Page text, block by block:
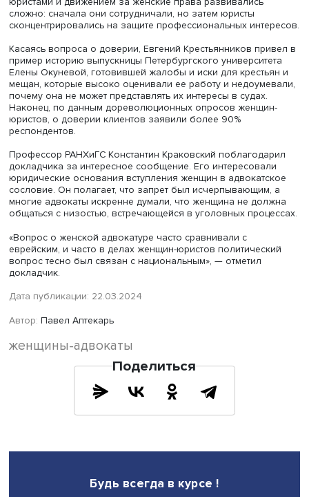
После скандала с Флейшиц в ноябре 1909 года 100
Госдумы разработали законопроект о разрешении
адвокатуры, в мае его одобрило большинство Госдумы,
однако в январе 1913 года его, несмотря на речь
Кони, поддержавшего инициативу, отклонил Госсовет.
Тем не менее женщины выступали как поверенные в
мировых судах. Когда Минюст предложил объясниться,
судей в Москве и Петрограде доказывали, что
сенатское постановление в мировых судах неверно.
Со временем женщины-юристы становились все более
востребованными. С началом Первой мировой войны
мобилизации были призваны несколько сотен
поверенных и их помощников, что вызвало своего
адвокатский кризис. Это вынудило власти обратить
на женщин с высшим юридическим образованием,
которых выросло до 400. Их стали допускать в Союз
городов, на низшие должности в казенные палаты и в
помощи беженцам. 8 февраля 1917 года был подписан
служащих в Минюсте.
Однако окончательное решение о допуске женщин в
адвокатуру приняло уже Временное правительство.
В обсуждении доклада приняли участие сотрудники
региональных исторических исследований НИУ ВШЭ.
В ходе обсуждения затрагивались проблемы
юристов с феминистским движением, восприятия
«Собирать приходится по крупицам, я первопроходец»,